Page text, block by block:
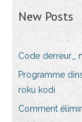
New Posts
Code derreur_
Programme
roku kodi
Comment